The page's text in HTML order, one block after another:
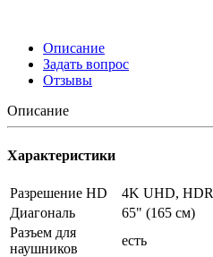
Описание
Задать вопрос
Отзывы
Описание
Характеристики
Разрешение HD
4K UHD, HDR
Диагональ
65" (165 см)
Разъем для
наушников
есть